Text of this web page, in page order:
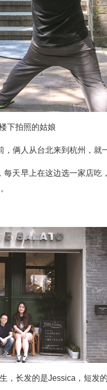
下拍照的姑娘
俩人从台北来到杭州，就
天早上在这边选一家店
，长发的是Jessica，短发的